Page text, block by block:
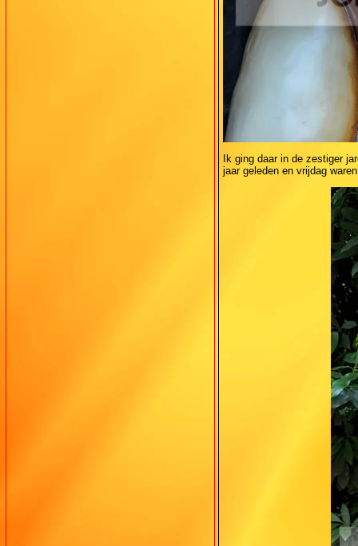
Ik ging daar in de zestiger
jaar geleden en vrijdag